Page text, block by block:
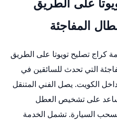
على الطريق
المفاجئة
كراج تصليح تويوتا على الطريق
التي تحدث للسائقين في
داخل الكويت. يصل الفني المتنقل
على تشخيص العطل
السيارة. تشمل الخدمة